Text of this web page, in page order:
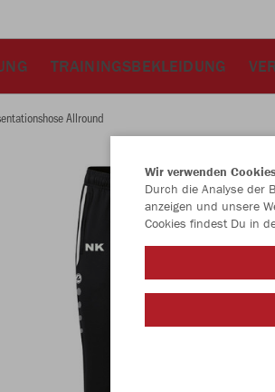
TRAININGSBEKLEIDUNG
Allround
Wir verwenden
Durch die Analyse der
anzeigen und unsere
Cookies findest Du in